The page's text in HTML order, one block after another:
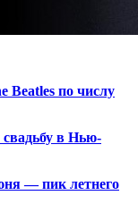
Beatles по числу
в Нью-
— пик летнего